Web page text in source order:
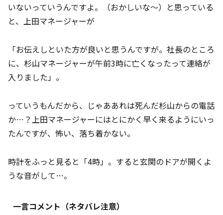
いないっていうんですよ。（おかしいな～）と思っている
と、上田マネージャーが
「お伝えしといた方が良いと思うんですが。社長のところ
に、杉山マネージャーが午前3時に亡くなったって連絡が
入りました」。
っていうもんだから、じゃああれは死んだ杉山からの電話
か…？上田マネージャーにはとにかく早く来るようにいっ
たんですが、怖い、落ち着かない。
時計をふっと見ると「4時」。すると玄関のドアが開くよ
うな音がして…。
一言コメント（ネタバレ注意）